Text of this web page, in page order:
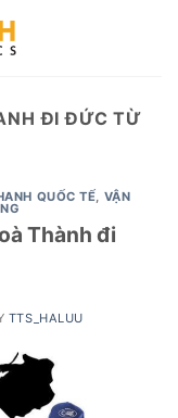
ĐI ĐỨC TỪ
QUỐC TẾ, VẬN
Thành đi
TTS_HALUU